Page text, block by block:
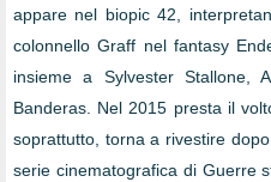
appare nel biopic 42,
colonnello Graff nel fantasy
insieme a Sylvester Stallone,
Banderas. Nel 2015 presta il
soprattutto, torna a rivestire
serie cinematografica di Guerre